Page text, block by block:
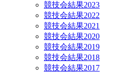
競技会結果2023
競技会結果2022
競技会結果2021
競技会結果2020
競技会結果2019
競技会結果2018
競技会結果2017